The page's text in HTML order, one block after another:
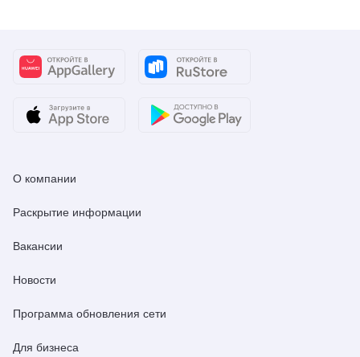
О компании
Раскрытие информации
Вакансии
Новости
Программа обновления сети
Для бизнеса